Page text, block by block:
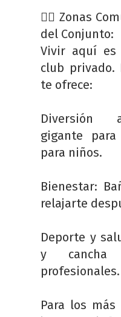
🏊‍♂️ Zonas
del Conjunto:
Vivir aquí
club privado.
te ofrece:
Diversión
gigante
para niños.
Bienestar:
relajarte
Deporte y
y cancha
profesionales.
Para los más